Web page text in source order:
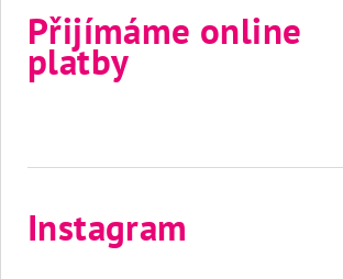
Přijímáme online
platby
Instagram